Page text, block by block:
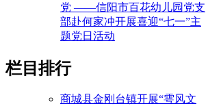
党 ——信阳市百花幼儿园党支
部赴何家冲开展喜迎“七一”主
题党日活动
栏目排行
商城县金刚台镇开展“雩风文